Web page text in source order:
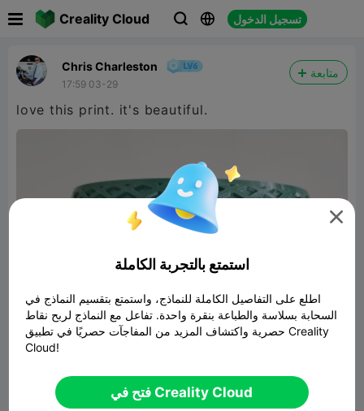
Creality Cloud   تسجيل الدخول
Chris Charleston
17:59 03-29
متابعة
love this print. it's beautiful.

استمتع بالتجربة الكاملة
اطلع على التفاصيل الكاملة للنماذج، واستمتع بتقسيم النماذج في
السحابة بسلاسة والطباعة بنقرة واحدة. تفاعل مع النماذج لربح نقاط
حصرية واكتشاف المزيد من المفاجآت حصريًا في تطبيق Creality
Cloud!
فتح في Creality Cloud